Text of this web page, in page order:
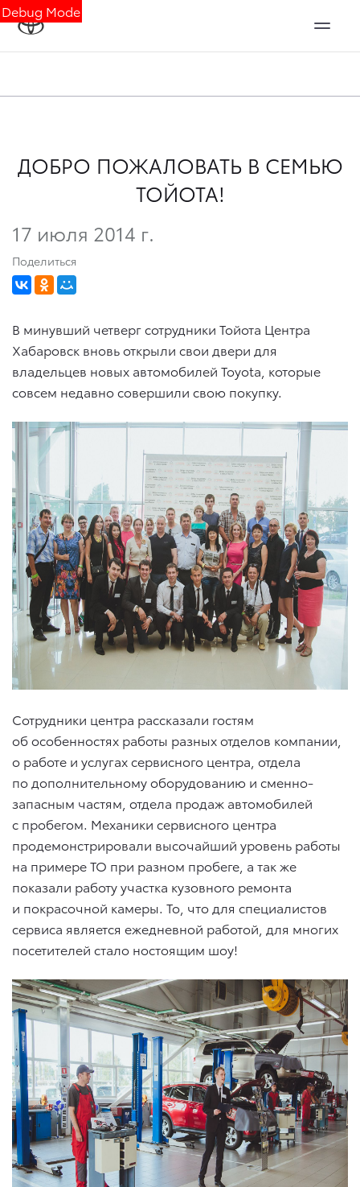
Debug Mode
ДОБРО ПОЖАЛОВАТЬ В СЕМЬЮ
ТОЙОТА!
17 июля 2014 г.
Поделиться
В минувший четверг сотрудники Тойота Центра
Хабаровск вновь открыли свои двери для
владельцев новых автомобилей Toyota, которые
совсем недавно совершили свою покупку.
Сотрудники центра рассказали гостям
об особенностях работы разных отделов компании,
о работе и услугах сервисного центра, отдела
по дополнительному оборудованию и сменно-
запасным частям, отдела продаж автомобилей
с пробегом. Механики сервисного центра
продемонстрировали высочайший уровень работы
на примере ТО при разном пробеге, а так же
показали работу участка кузовного ремонта
и покрасочной камеры. То, что для специалистов
сервиса является ежедневной работой, для многих
посетителей стало ностоящим шоу!